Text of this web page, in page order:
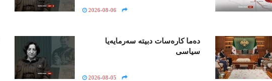
2026-08-06
ده‌ما کاره‌سات دبیتە سه‌رمایه‌یا
سیاسی
2026-08-05